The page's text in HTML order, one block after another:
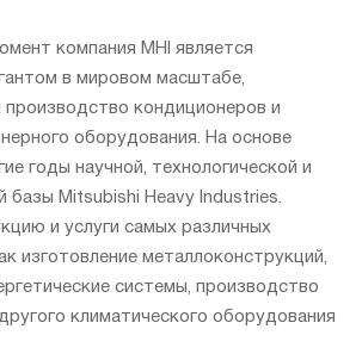
компания MHI является
в мировом масштабе,
кондиционеров и
оборудования. На основе
годы научной, технологической и
базы Mitsubishi Heavy Industries.
и услуги самых различных
изготовление металлоконструкций,
системы, производство
климатического оборудования